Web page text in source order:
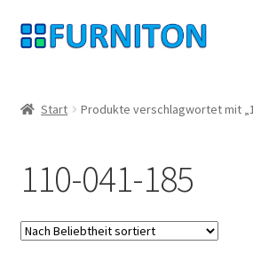
Zur
Navigation
Zum
Inhalt
Datenschutz
Widerrufsrecht
Start Produkte verschlagwortet mit
110-041-185